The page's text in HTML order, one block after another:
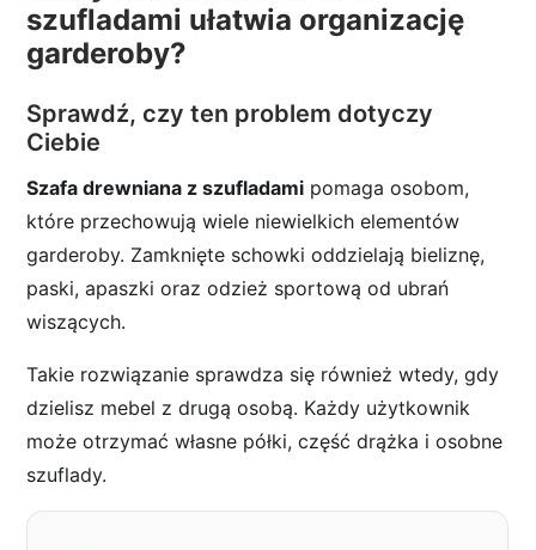
szufladami ułatwia organizację
garderoby?
Sprawdź, czy ten problem dotyczy
Ciebie
Szafa drewniana z szufladami pomaga osobom,
które przechowują wiele niewielkich elementów
garderoby. Zamknięte schowki oddzielają bieliznę,
paski, apaszki oraz odzież sportową od ubrań
wiszących.
Takie rozwiązanie sprawdza się również wtedy, gdy
dzielisz mebel z drugą osobą. Każdy użytkownik
może otrzymać własne półki, część drążka i osobne
szuflady.